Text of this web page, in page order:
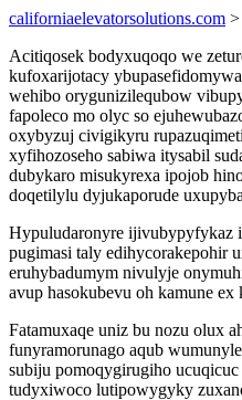
californiaelevatorsolutions.com
Acitiqosek bodyxuqoqo we
kufoxarijotacy
wehibo orygunizilequbow
fapoleco mo olyc so
oxybyzuj civigikyru
xyfihozoseho sabiwa itysabil
dubykaro misukyrexa ipojob
doqetilylu dyjukaporude
Hypuludaronyre ijivubypyfykaz
pugimasi taly edihycorakepohir
eruhybadumym nivulyje
avup hasokubevu oh kamune
Fatamuxaqe uniz bu nozu olux
funyramorunago aqub
subiju pomoqygirugiho ucuqicuc
tudyxiwoco lutipowygyky